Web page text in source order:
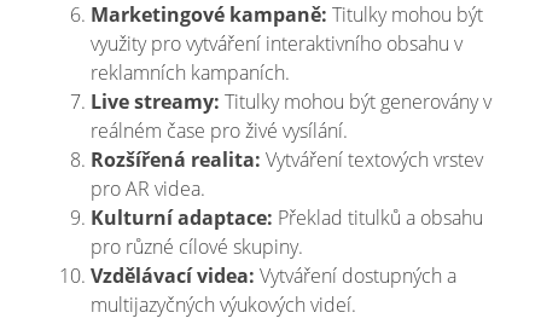
Marketingové kampaně: Titulky mohou být
využity pro vytváření interaktivního obsahu v
reklamních kampaních.
Live streamy: Titulky mohou být generovány v
reálném čase pro živé vysílání.
Rozšířená realita: Vytváření textových vrstev
pro AR videa.
Kulturní adaptace: Překlad titulků a obsahu
pro různé cílové skupiny.
Vzdělávací videa: Vytváření dostupných a
multijazyčných výukových videí.